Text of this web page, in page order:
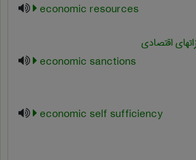
economic resources
اقتصادی
economic sanctions
economic self sufficiency